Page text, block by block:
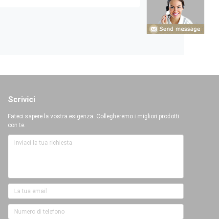
Scrivici
Fateci sapere la vostra esigenza. Collegheremo i migliori prodotti
con te.